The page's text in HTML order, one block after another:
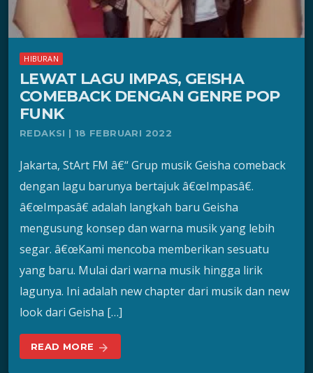
HIBURAN
LEWAT LAGU IMPAS, GEISHA
COMEBACK DENGAN GENRE POP
FUNK
REDAKSI | 18 FEBRUARI 2022
Jakarta, StArt FM â€“ Grup musik Geisha comeback
dengan lagu barunya bertajuk â€œImpasâ€.
â€œImpasâ€ adalah langkah baru Geisha
mengusung konsep dan warna musik yang lebih
segar. â€œKami mencoba memberikan sesuatu
yang baru. Mulai dari warna musik hingga lirik
lagunya. Ini adalah new chapter dari musik dan new
look dari Geisha […]
READ MORE arrow_forward